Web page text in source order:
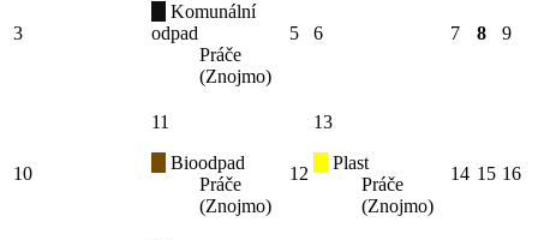
3
Komunální
odpad
Práče
(Znojmo)
5 6 7 8 9
10
11
Bioodpad
Práče
(Znojmo)
12
13
Plast
Práče
(Znojmo)
14 15 16